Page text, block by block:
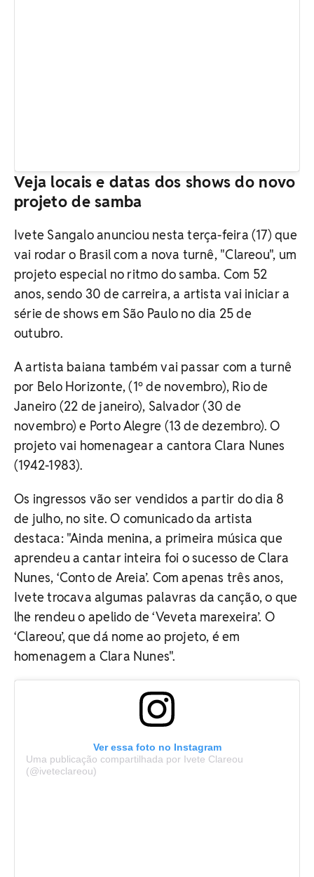
Veja locais e datas dos shows do novo
projeto de samba
Ivete Sangalo anunciou nesta terça-feira (17) que
vai rodar o Brasil com a nova turnê, "Clareou", um
projeto especial no ritmo do samba. Com 52
anos, sendo 30 de carreira, a artista vai iniciar a
série de shows em São Paulo no dia 25 de
outubro.
A artista baiana também vai passar com a turnê
por Belo Horizonte, (1º de novembro), Rio de
Janeiro (22 de janeiro), Salvador (30 de
novembro) e Porto Alegre (13 de dezembro). O
projeto vai homenagear a cantora Clara Nunes
(1942-1983).
Os ingressos vão ser vendidos a partir do dia 8
de julho, no site. O comunicado da artista
destaca: "Ainda menina, a primeira música que
aprendeu a cantar inteira foi o sucesso de Clara
Nunes, ‘Conto de Areia’. Com apenas três anos,
Ivete trocava algumas palavras da canção, o que
lhe rendeu o apelido de ‘Veveta marexeira’. O
‘Clareou’, que dá nome ao projeto, é em
homenagem a Clara Nunes".
Ver essa foto no Instagram
Uma publicação compartilhada por Ivete Clareou
(@iveteclareou)